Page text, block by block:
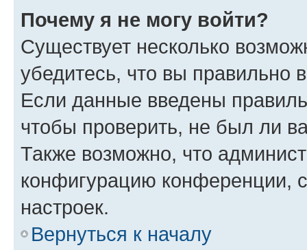
Почему я не могу войти?
Существует несколько
убедитесь, что вы правильно
Если данные введены
чтобы проверить, не был ли
Также возможно, что
конфигурацию конференции,
настроек.
Вернуться к началу